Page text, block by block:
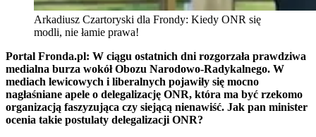
Arkadiusz Czartoryski dla Frondy: Kiedy ONR się
modli, nie łamie prawa!
Portal Fronda.pl: W ciągu ostatnich dni rozgorzała prawdziwa
medialna burza wokół Obozu Narodowo-Radykalnego. W
mediach lewicowych i liberalnych pojawiły się mocno
nagłaśniane apele o delegalizację ONR, która ma być rzekomo
organizacją faszyzująca czy siejącą nienawiść. Jak pan minister
ocenia takie postulaty delegalizacji ONR?